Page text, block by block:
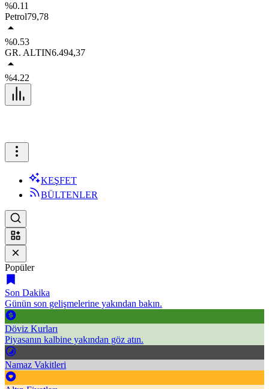
%0.11
Petrol79,78
%0.53
GR. ALTIN6.494,37
%4.22
KEŞFET
BÜLTENLER
Popüler
Son Dakika
Günün son gelişmelerine yakından bakın.
Döviz Kurları
Piyasanın kalbine yakından göz atın.
Namaz Vakitleri